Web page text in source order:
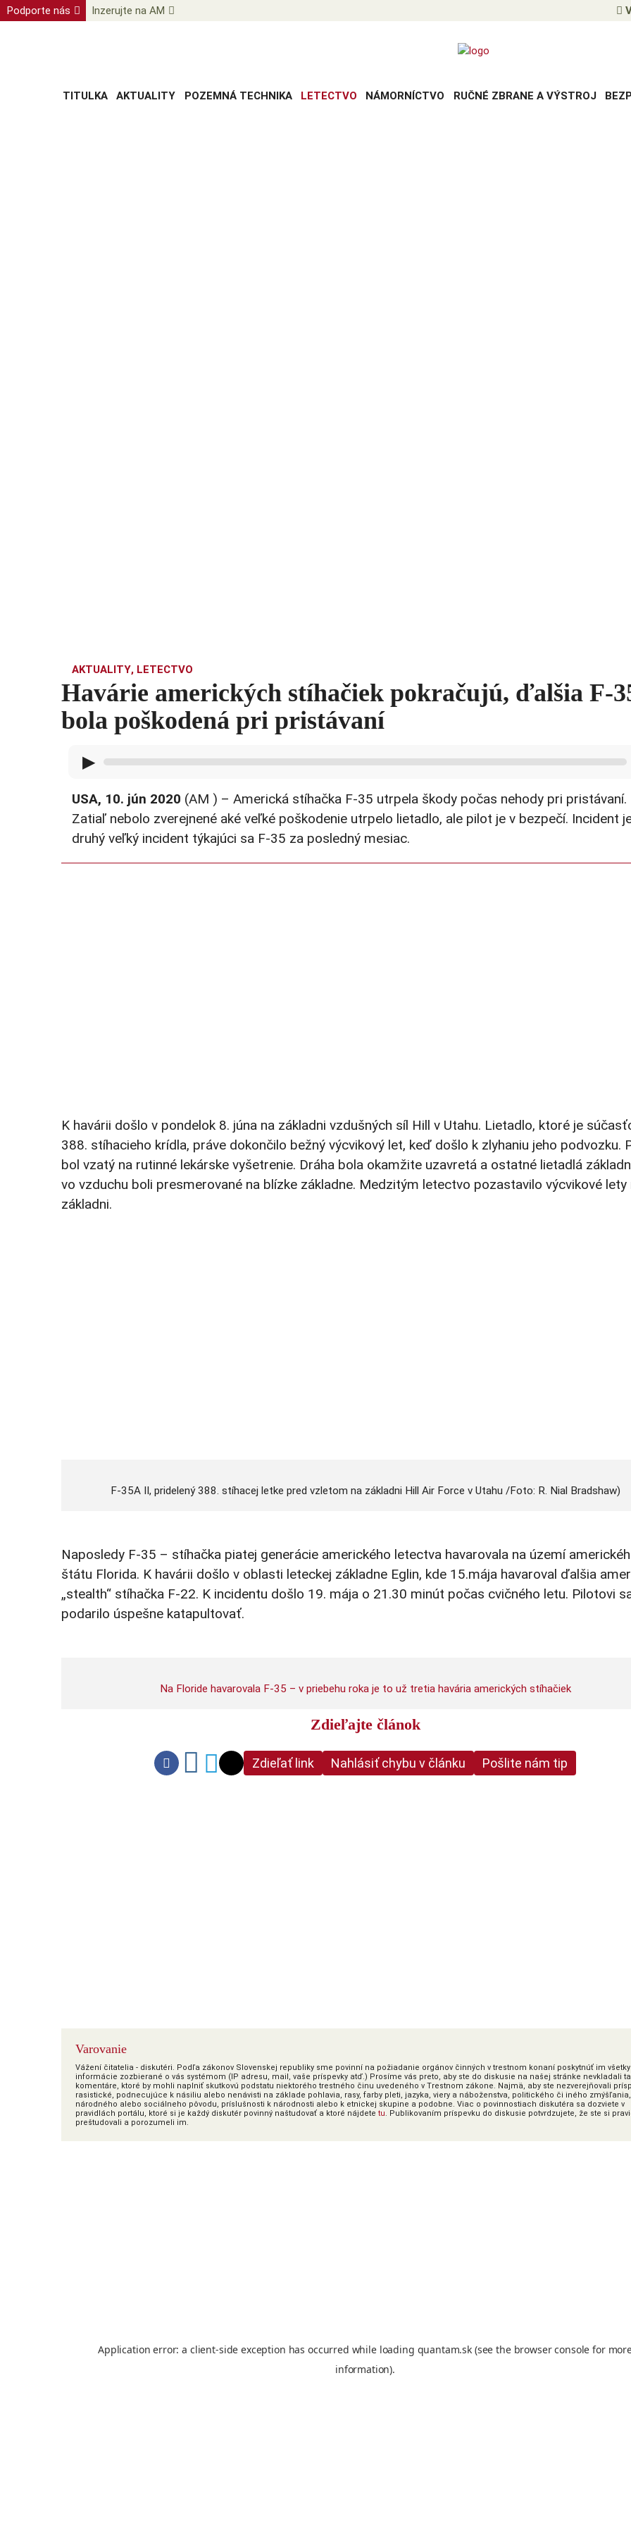
Podporte nás Inzerujte na AM
TITULKA AKTUALITY POZEMNÁ TECHNIKA LETECTVO NÁMORNÍCTVO RUČNÉ ZBRANE A VÝSTROJ
AKTUALITY, LETECTVO
Havárie amerických stíhačiek pokračujú, ďalšia F-
bola poškodená pri pristávaní
▶
USA, 10. jún 2020 (AM ) – Americká stíhačka F-35 utrpela škody počas nehody pri pristávaní.
Zatiaľ nebolo zverejnené aké veľké poškodenie utrpelo lietadlo, ale pilot je v bezpečí. Incident
druhý veľký incident týkajúci sa F-35 za posledný mesiac.
K havárii došlo v pondelok 8. júna na základni vzdušných síl Hill v Utahu. Lietadlo, ktoré je
388. stíhacieho krídla, práve dokončilo bežný výcvikový let, keď došlo k zlyhaniu jeho podvozku.
bol vzatý na rutinné lekárske vyšetrenie. Dráha bola okamžite uzavretá a ostatné lietadlá
vo vzduchu boli presmerované na blízke základne. Medzitým letectvo pozastavilo výcvikové lety
základni.
F-35A II, pridelený 388. stíhacej letke pred vzletom na základni Hill Air Force v Utahu /Foto: R. Nial Bradshaw)
Naposledy F-35 – stíhačka piatej generácie amerického letectva havarovala na území
štátu Florida. K havárii došlo v oblasti leteckej základne Eglin, kde 15.mája havaroval ďalšia
„stealth“ stíhačka F-22. K incidentu došlo 19. mája o 21.30 minút počas cvičného letu. Pilotovi
podarilo úspešne katapultovať.
Na Floride havarovala F-35 – v priebehu roka je to už tretia havária amerických stíhačiek
Zdieľajte článok
Zdieľať link Nahlásiť chybu v článku Pošlite nám tip
Varovanie
Vážení čitatelia - diskutéri. Podľa zákonov Slovenskej republiky sme povinní na požiadanie orgánov činných v trestnom konaní poskytnúť im všetky
informácie zozbierané o vás systémom (IP adresu, mail, vaše príspevky atď.) Prosíme vás preto, aby ste do diskusie na našej stránke nevkladali
komentáre, ktoré by mohli naplniť skutkovú podstatu niektorého trestného činu uvedeného v Trestnom zákone. Najmä, aby ste nezverejňovali
rasistické, podnecujúce k násiliu alebo nenávisti na základe pohlavia, rasy, farby pleti, jazyka, viery a náboženstva, politického či iného zmýšľania,
národného alebo sociálneho pôvodu, príslušnosti k národnosti alebo k etnickej skupine a podobne. Viac o povinnostiach diskutéra sa dozviete v
pravidlách portálu, ktoré si je každý diskutér povinný naštudovať a ktoré nájdete tu. Publikovaním príspevku do diskusie potvrdzujete, že ste si
preštudovali a porozumeli im.